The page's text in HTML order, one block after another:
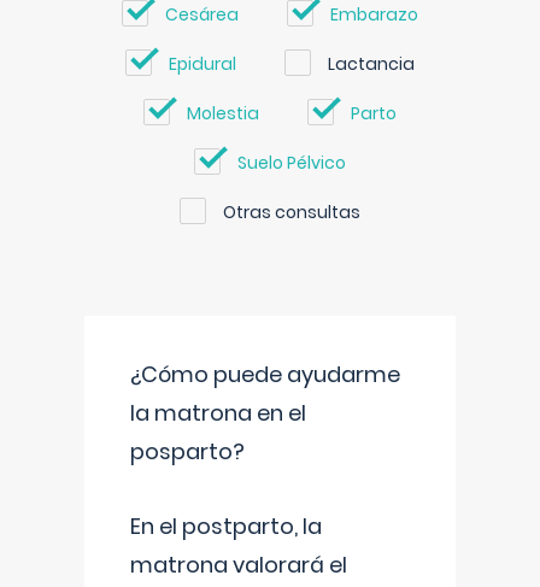
Cesárea Embarazo
Epidural Lactancia
Molestia Parto
Suelo Pélvico
Otras consultas
¿Cómo puede ayudarme
la matrona en el
posparto?
En el postparto, la
matrona valorará el